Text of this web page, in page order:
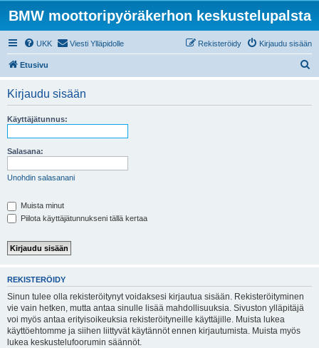
BMW moottoripyöräkerhon keskustelupalsta
UKK Viesti Ylläpidolle Kirjaudu sisään
Rekisteröidy
Etusivu
Kirjaudu sisään
Käyttäjätunnus:
Salasana:
Unohdin salasanani
Muista minut
Piilota käyttäjätunnukseni tällä kertaa
REKISTERÖIDY
Sinun tulee olla rekisteröitynyt voidaksesi kirjautua sisään. Rekisteröityminen
vie vain hetken, mutta antaa sinulle lisää mahdollisuuksia. Sivuston ylläpitäjä
voi myös antaa erityisoikeuksia rekisteröityneille käyttäjille. Muista lukea
käyttöehtomme ja siihen liittyvät käytännöt ennen kirjautumista. Muista myös
lukea keskustelufoorumin säännöt.